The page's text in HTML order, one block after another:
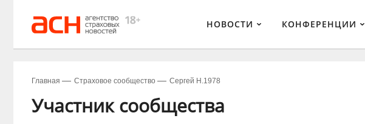
НОВОСТИ КОНФЕРЕНЦИИ
Главная Страховое сообщество Сергей Н.1978
Участник сообщества